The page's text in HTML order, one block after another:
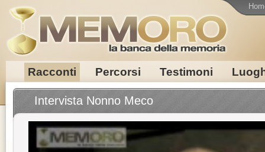
Racconti Percorsi Testimoni
Intervista Nonno Meco